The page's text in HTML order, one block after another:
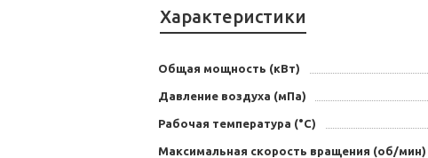
Характеристики
Общая мощность (кВт)
Давление воздуха (мПа)
Рабочая температура (°С)
Максимальная скорость вращения (об/мин)